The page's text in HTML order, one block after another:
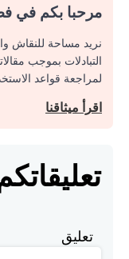
مرحبا بكم في
نريد مساحة للنقاش
التبادلات بموجب
لمراجعة قواعد
اقرأ ميثاقنا
تعليق